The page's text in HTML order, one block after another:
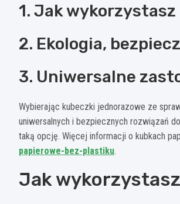
1. Jak
2. Ekologia,
3. Uniwersalne
Wybierając kubeczki jednorazowe ze
uniwersalnych i bezpiecznych rozwiązań
taką opcję. Więcej informacji o kubkach
papierowe-bez-plastiku.
Jak